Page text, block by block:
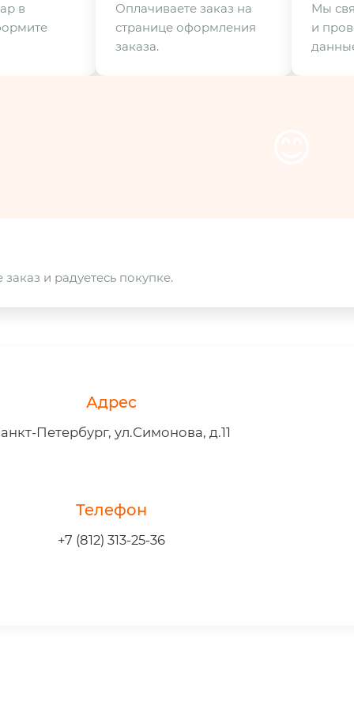
в
Оплачиваете заказ на
странице оформления
заказа.
Мы
и
и радуетесь покупке.
Адрес
Петербург, ул.Симонова, д.11
Телефон
+7 (812) 313-25-36